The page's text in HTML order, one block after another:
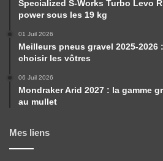
Specialized S-Works Turbo Levo
power sous les 19 kg
01 Juil 2026
Meilleurs pneus gravel 2025-
choisir les vôtres
06 Juil 2026
Mondraker Arid 2027 : la gamme
au mullet
Mes liens